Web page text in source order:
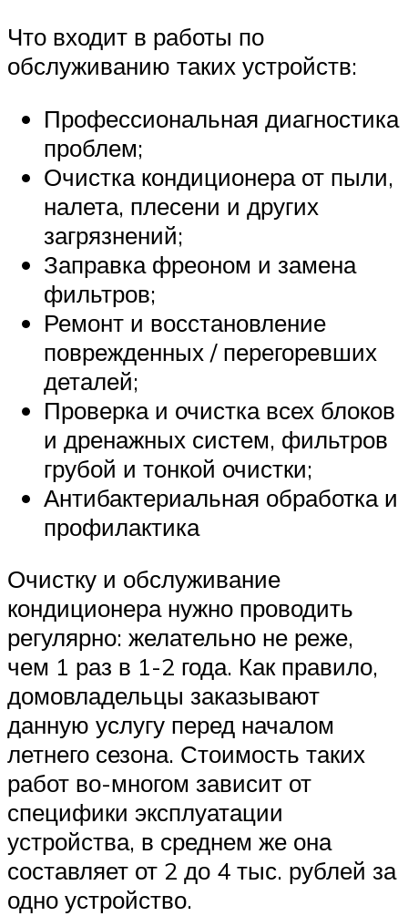
Что входит в работы по
обслуживанию таких устройств:
Профессиональная диагностика
проблем;
Очистка кондиционера от пыли,
налета, плесени и других
загрязнений;
Заправка фреоном и замена
фильтров;
Ремонт и восстановление
поврежденных / перегоревших
деталей;
Проверка и очистка всех блоков
и дренажных систем, фильтров
грубой и тонкой очистки;
Антибактериальная обработка и
профилактика
Очистку и обслуживание
кондиционера нужно проводить
регулярно: желательно не реже,
чем 1 раз в 1-2 года. Как правило,
домовладельцы заказывают
данную услугу перед началом
летнего сезона. Стоимость таких
работ во-многом зависит от
специфики эксплуатации
устройства, в среднем же она
составляет от 2 до 4 тыс. рублей за
одно устройство.